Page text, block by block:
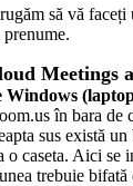
să vă faceți
Meetings
Windows
în bara de
sus există
o caseta. Aici
trebuie